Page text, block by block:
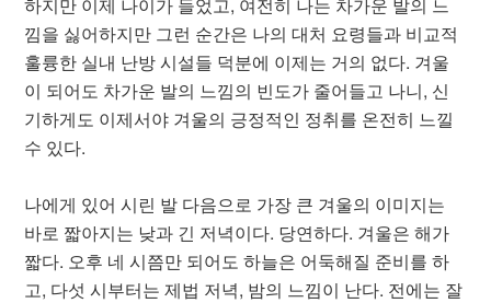
낌을 싫어하지만 그런 순간은 나의 대처 요령들과 비교적
훌륭한 실내 난방 시설들 덕분에 이제는 거의 없다. 겨울
이 되어도 차가운 발의 느낌의 빈도가 줄어들고 나니, 신
기하게도 이제서야 겨울의 긍정적인 정취를 온전히 느낄
수 있다.
나에게 있어 시린 발 다음으로 가장 큰 겨울의 이미지는
바로 짧아지는 낮과 긴 저녁이다. 당연하다. 겨울은 해가
짧다. 오후 네 시쯤만 되어도 하늘은 어둑해질 준비를 하
고, 다섯 시부터는 제법 저녁, 밤의 느낌이 난다. 전에는 잘